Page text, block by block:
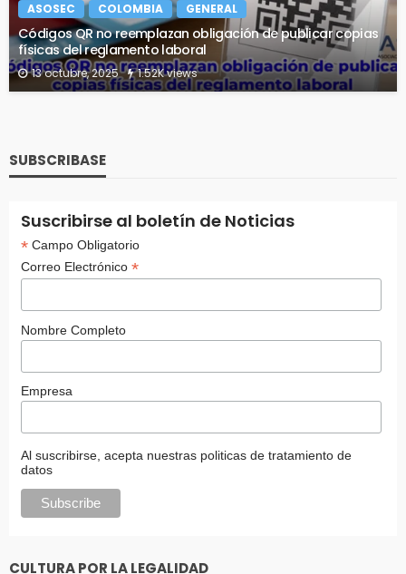
ASOSEC COLOMBIA GENERAL
Códigos QR no reemplazan obligación de publicar copias
físicas del reglamento laboral
13 octubre, 2025 1.52K views
SUBSCRIBASE
Suscribirse al boletín de Noticias
*Campo Obligatorio
Correo Electrónico *
Nombre Completo
Empresa
Al suscribirse, acepta nuestras politicas de tratamiento de
datos
CULTURA POR LA LEGALIDAD